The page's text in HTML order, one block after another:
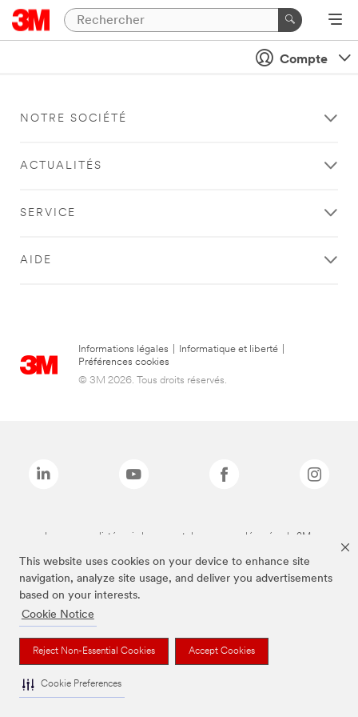
This website uses cookies on your device to enhance site
navigation, analyze site usage, and deliver you advertisements
based on your interests.
Cookie Notice
Reject Non-Essential Cookies Accept Cookies
Cookie Preferences
Compte
NOTRE SOCIÉTÉ
ACTUALITÉS
SERVICE
AIDE
Informations légales Informatique et liberté
Préférences cookies
© 3M 2026. Tous droits réservés.
Les marques listées ci-dessus sont des marques déposées de 3M.